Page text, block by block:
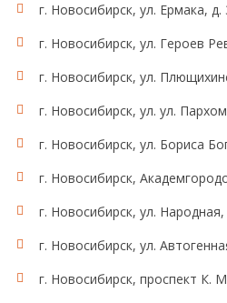
г. Новосибирск, ул. Ермака, д.
г. Новосибирск, ул. Героев
г. Новосибирск, ул.
г. Новосибирск, ул. ул.
г. Новосибирск, ул. Бориса
г. Новосибирск,
г. Новосибирск, ул. Народная,
г. Новосибирск, ул.
г. Новосибирск, проспект К.